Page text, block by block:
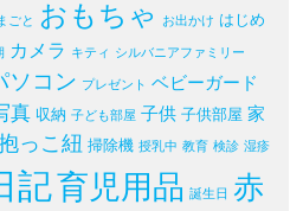
ごと おもちゃ お出かけ はじめ
カメラ キティ シルバニアファミリー
ソコン プレゼント ベビーガード
真 収納 子ども部屋 子供 子供部屋 家
っこ紐 掃除機 授乳中 教育 検診 湿疹
記育児用品 誕生日 赤